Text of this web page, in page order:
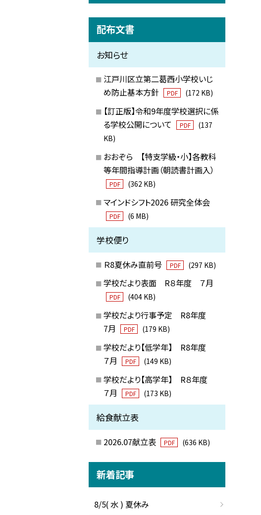
配布文書
お知らせ
江戸川区立第二葛西小学校いじ
め防止基本方針
PDF (172 KB)
【訂正版】令和9年度学校選択に係
る学校公開について
PDF
(137
KB)
おおぞら 【特支学級・小】各教科
等年間指導計画（朝読書計画入）
PDF (362 KB)
マインドシフト2026 研究全体会
PDF (6 MB)
学校便り
Ｒ8夏休み直前号 PDF (297 KB)
学校だより表面 R８年度 ７月
PDF (404 KB)
学校だより行事予定 R8年度
7月
PDF (179 KB)
学校だより【低学年】 R8年度
７月
PDF (149 KB)
学校だより【高学年】 R８年度
７月
PDF (173 KB)
給食献立表
2026.07献立表 PDF (636 KB)
新着記事
8/5( 水 ) 夏休み